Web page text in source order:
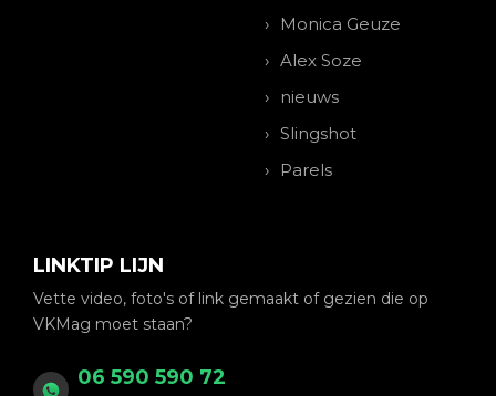
Monica Geuze
Alex Soze
nieuws
Slingshot
Parels
LINKTIP LIJN
Vette video, foto's of link gemaakt of gezien die op
VKMag moet staan?
06 590 590 72